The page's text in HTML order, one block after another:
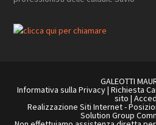
GALEOTTI
Informativa sulla Privacy| Richiesta
sito |
Realizzazione Siti Internet-
Solution Group